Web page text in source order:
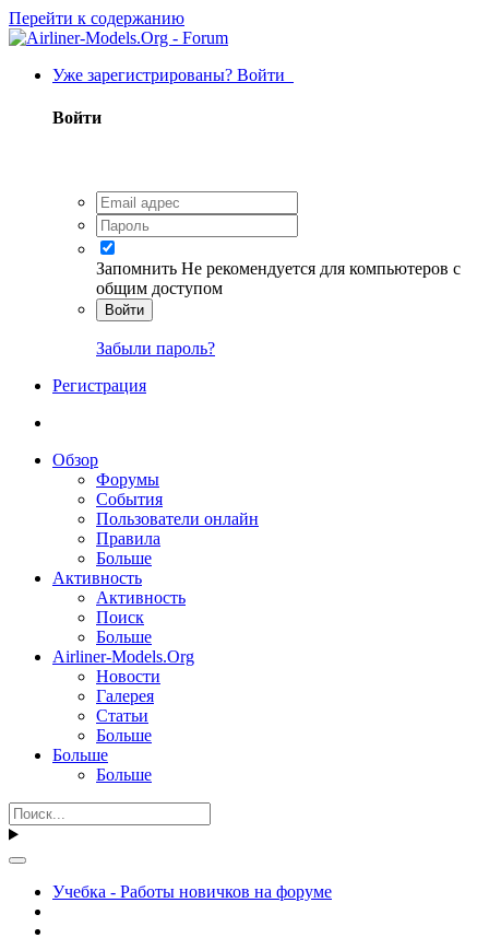
Перейти к содержанию
Уже зарегистрированы? Войти
Войти
Запомнить Не рекомендуется для компьютеров с
общим доступом
Войти
Забыли пароль?
Регистрация
Обзор
Форумы
События
Пользователи онлайн
Правила
Больше
Активность
Активность
Поиск
Больше
Airliner-Models.Org
Новости
Галерея
Статьи
Больше
Больше
Больше
Учебка - Работы новичков на форуме